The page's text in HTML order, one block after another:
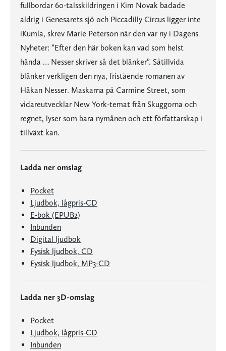
fullbordar 60-talsskildringen i Kim Novak badade
aldrig i Genesarets sjö och Piccadilly Circus ligger inte
iKumla, skrev Marie Peterson när den var ny i Dagens
Nyheter: ”Efter den här boken kan vad som helst
hända … Nesser skriver så det blänker”. Såtillvida
blänker verkligen den nya, fristående romanen av
Håkan Nesser. Maskarna på Carmine Street, som
vidareutvecklar New York-temat från Skuggorna och
regnet, lyser som bara nymånen och ett författarskap i
tillväxt kan.
Ladda ner omslag
Pocket
Ljudbok, lågpris-CD
E-bok (EPUB2)
Inbunden
Digital ljudbok
Fysisk ljudbok, CD
Fysisk ljudbok, MP3-CD
Ladda ner 3D-omslag
Pocket
Ljudbok, lågpris-CD
Inbunden